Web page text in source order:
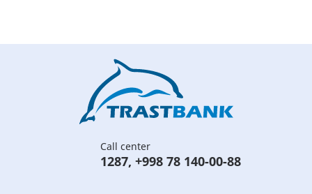
Call center
1287, +998 78 140-00-88